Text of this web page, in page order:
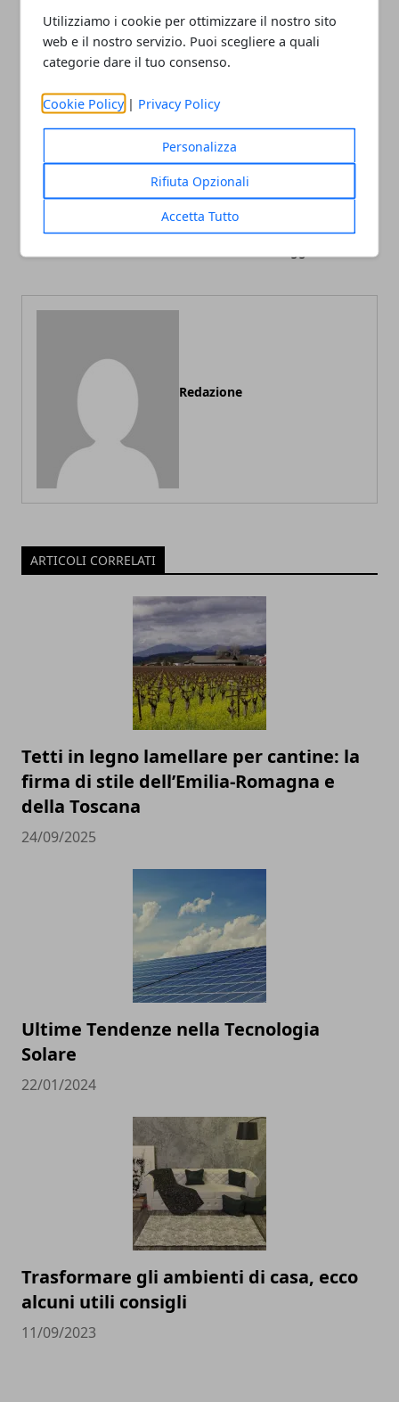
Utilizziamo i cookie per ottimizzare il nostro sito
web e il nostro servizio. Puoi scegliere a quali
categorie dare il tuo consenso.
Cookie Policy | Privacy Policy
Personalizza
Rifiuta Opzionali
Accetta Tutto
Facebook
TwitterWhatsapp
A rischio l'acqua in casa?
Come arredare un
Redazione
ARTICOLI CORRELATI
Tetti in legno lamellare per cantine: la
firma di stile dell’Emilia-Romagna e
della Toscana
24/09/2025
Ultime Tendenze nella Tecnologia
Solare
22/01/2024
Trasformare gli ambienti di casa, ecco
alcuni utili consigli
11/09/2023